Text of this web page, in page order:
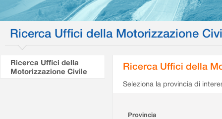
Ricerca Uffici della Motorizzazione
Ricerca Uffici della
Motorizzazione Civile
Ricerca Uffici della
Seleziona la provincia di
Provincia